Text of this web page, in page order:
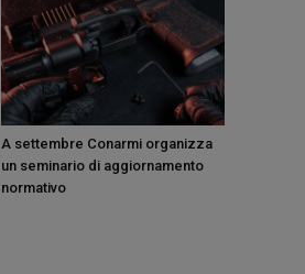
A settembre Conarmi organizza
un seminario di aggiornamento
normativo